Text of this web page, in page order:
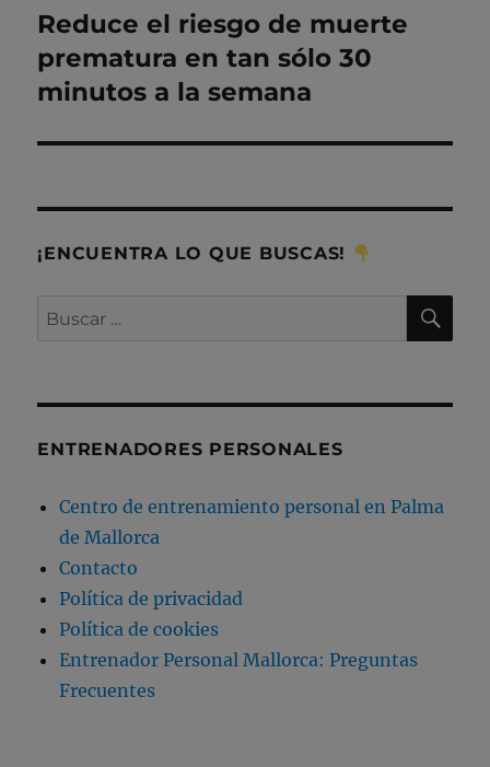
Entrada
siguiente:
Reduce el riesgo de muerte
prematura en tan sólo 30
minutos a la semana
¡ENCUENTRA LO QUE BUSCAS!
Buscar
ENTRENADORES PERSONALES
Centro de entrenamiento personal en Palma
de Mallorca
Contacto
Política de privacidad
Política de cookies
Entrenador Personal Mallorca: Preguntas
Frecuentes